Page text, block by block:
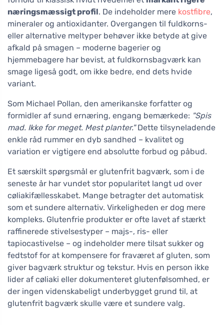
næringsmæssigt profil. De indeholder mere kostfibre,
mineraler og antioxidanter. Overgangen til fuldkorns-
eller alternative meltyper behøver ikke betyde at give
afkald på smagen – moderne bagerier og
hjemmebagere har bevist, at fuldkornsbagværk kan
smage ligeså godt, om ikke bedre, end dets hvide
variant.
Som Michael Pollan, den amerikanske forfatter og
formidler af sund ernæring, engang bemærkede: "Spis
mad. Ikke for meget. Mest planter."Dette tilsyneladende
enkle råd rummer en dyb sandhed – kvalitet og
variation er vigtigere end absolutte forbud og påbud.
Et særskilt spørgsmål er glutenfrit bagværk, som i de
seneste år har vundet stor popularitet langt ud over
cøliakifællesskabet. Mange betragter det automatisk
som et sundere alternativ. Virkeligheden er dog mere
kompleks. Glutenfrie produkter er ofte lavet af stærkt
raffinerede stivelsestyper – majs-, ris- eller
tapiocastivelse – og indeholder mere tilsat sukker og
fedtstof for at kompensere for fraværet af gluten, som
giver bagværk struktur og tekstur. Hvis en person ikke
lider af cøliaki eller dokumenteret glutenfølsomhed, er
der ingen videnskabeligt underbygget grund til, at
glutenfrit bagværk skulle være et sundere valg.